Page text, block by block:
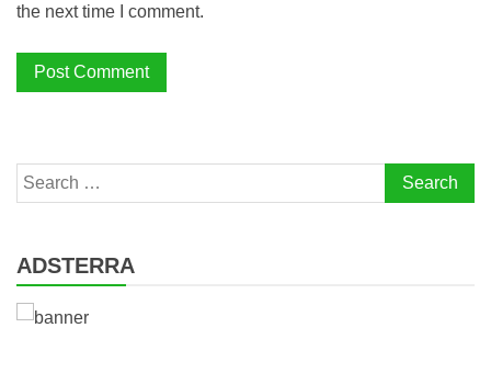
the next time I comment.
Search
for:
ADSTERRA